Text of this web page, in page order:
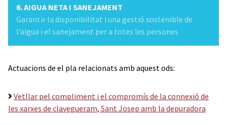
6. AIGUA NETA I SANEJAMENT
Garantir la disponibilitat i una gestió sostenible de
l’aigua i el sanejament per a totes les persones
Actuacions de el pla relacionats amb aquest ods:
Vetllar pel compliment i el compromís de la connexió de
les xarxes de clavegueram, Sant Josep amb la depuradora